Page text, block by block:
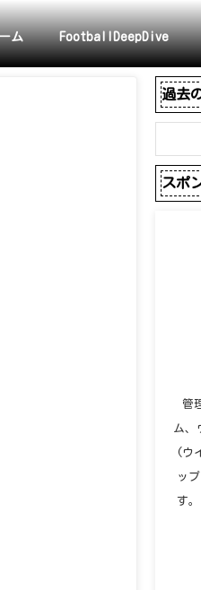
ム FootballDeepDive
過去
スポ
管
ム、
(ウ
ッ
す